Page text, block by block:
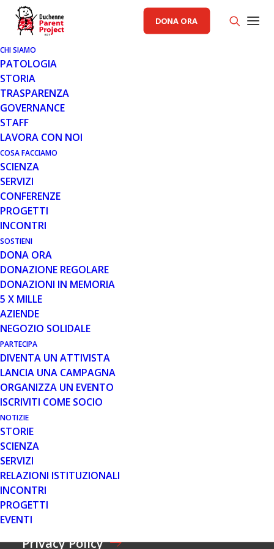
DONA ORA
CHI SIAMO
PATOLOGIA
STORIA
TRASPARENZA
GOVERNANCE
STAFF
LAVORA CON NOI
COSA FACCIAMO
SCIENZA
SERVIZI
CONFERENZE
PROGETTI
INCONTRI
SOSTIENI
DONA ORA
DONAZIONE REGOLARE
DONAZIONI IN MEMORIA
5 X MILLE
AZIENDE
NEGOZIO SOLIDALE
PARTECIPA
DIVENTA UN ATTIVISTA
LANCIA UNA CAMPAGNA
ORGANIZZA UN EVENTO
ISCRIVITI COME SOCIO
NOTIZIE
STORIE
SCIENZA
SERVIZI
RELAZIONI ISTITUZIONALI
INCONTRI
PROGETTI
EVENTI
Via Pietro de Francisci, 36, 00165, Roma
Tel
info@parentproject.it
parentprojectonlus@pec.it
Iscriviti alla newsletter
*
N
O
M
E
*
O
G
N
O
M
E
N
O
E
*
C
O
G
N
O
M
E
*
E
M
A
I
L
*
A
C
C
E
T
T
A
Z
I
O
N
E
*
Accetti i nostri termini sulla Privacy Policy.
Famiglie e Pazienti
Area Materiali
Privacy Policy